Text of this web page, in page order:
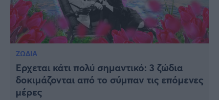
ΖΩΔΙΑ
Έρχεται κάτι πολύ σημαντικό: 3 ζώδια
δοκιμάζονται από το σύμπαν τις επόμενες
μέρες